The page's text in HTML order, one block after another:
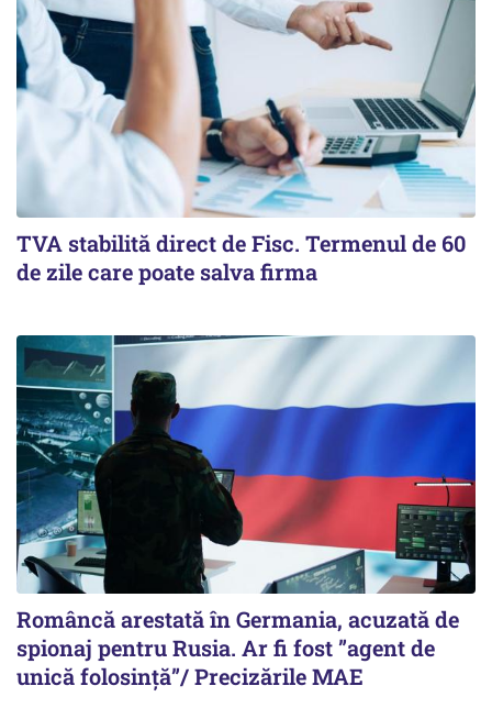
TVA stabilită direct de Fisc. Termenul de 60
de zile care poate salva firma
Româncă arestată în Germania, acuzată de
spionaj pentru Rusia. Ar fi fost ”agent de
unică folosință”/ Precizările MAE